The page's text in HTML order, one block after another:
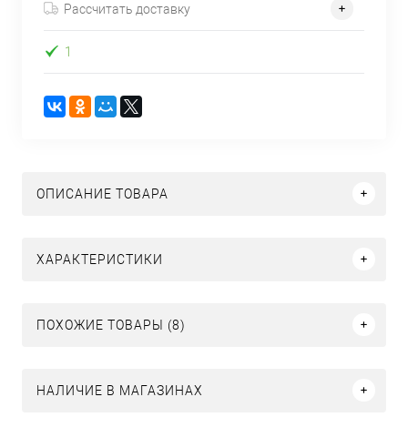
Рассчитать доставку
1
ОПИСАНИЕ ТОВАРА
ХАРАКТЕРИСТИКИ
ПОХОЖИЕ ТОВАРЫ (8)
НАЛИЧИЕ В МАГАЗИНАХ